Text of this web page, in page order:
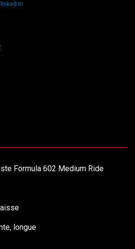
linked in
Formula 602 Medium Ride
longue